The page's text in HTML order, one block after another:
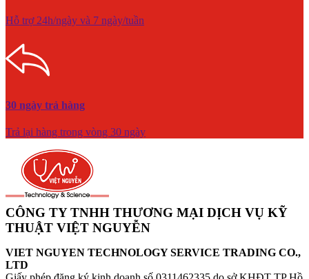
Hỗ trợ 24h/ngày và 7 ngày/tuần
30 ngày trả hàng
Trả lại hàng trong vòng 30 ngày
CÔNG TY TNHH THƯƠNG MẠI DỊCH VỤ KỸ
THUẬT VIỆT NGUYỄN
VIET NGUYEN TECHNOLOGY SERVICE TRADING CO.,
LTD